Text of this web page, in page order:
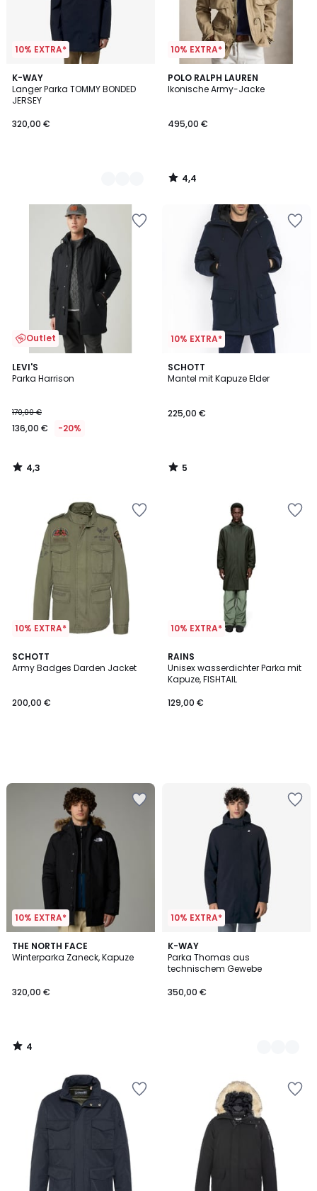
10% EXTRA*
K-WAY
Langer Parka TOMMY BONDED
JERSEY
320,00 €
3
Farben
10% EXTRA*
POLO RALPH LAUREN
Ikonische Army-Jacke
495,00 €
4,4
/ 5
4,4
/
Outlet
LEVI'S
Parka Harrison
170,00 €
136,00 € -20%
4,3
/ 5
4,3
/
10% EXTRA*
SCHOTT
Mantel mit Kapuze Elder
225,00 €
5
/
5
/
10% EXTRA*
SCHOTT
Army Badges Darden Jacket
200,00 €
10% EXTRA*
RAINS
Unisex wasserdichter Parka mit
Kapuze, FISHTAIL
129,00 €
10% EXTRA*
THE NORTH FACE
Winterparka Zaneck, Kapuze
320,00 €
4
/
4
/
10% EXTRA*
K-WAY
Parka Thomas aus
technischem Gewebe
350,00 €
3
Farben